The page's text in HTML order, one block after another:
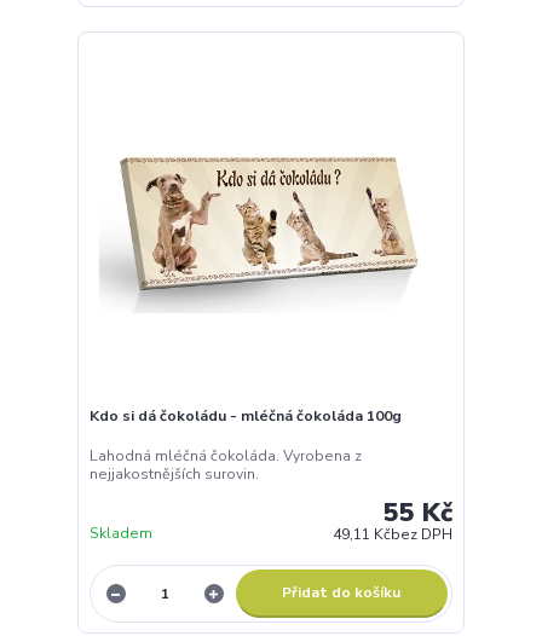
Kdo si dá čokoládu - mléčná čokoláda 100g
Lahodná mléčná čokoláda. Vyrobena z
nejjakostnějších surovin.
55 Kč
49,11 Kčbez DPH
Skladem
Přidat do košíku